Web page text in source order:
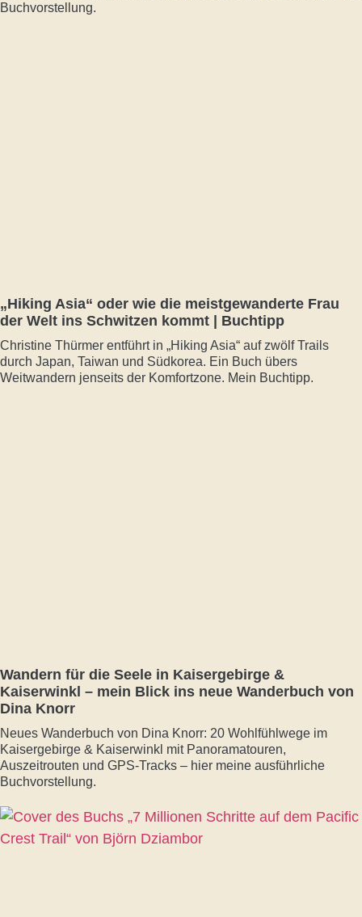
Buchvorstellung.
„Hiking Asia“ oder wie die meistgewanderte Frau
der Welt ins Schwitzen kommt | Buchtipp
Christine Thürmer entführt in „Hiking Asia“ auf zwölf Trails
durch Japan, Taiwan und Südkorea. Ein Buch übers
Weitwandern jenseits der Komfortzone. Mein Buchtipp.
Wandern für die Seele in Kaisergebirge &
Kaiserwinkl – mein Blick ins neue Wanderbuch von
Dina Knorr
Neues Wanderbuch von Dina Knorr: 20 Wohlfühlwege im
Kaisergebirge & Kaiserwinkl mit Panoramatouren,
Auszeitrouten und GPS-Tracks – hier meine ausführliche
Buchvorstellung.